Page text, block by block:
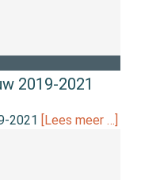
2019-2021
2021
[Lees meer …]